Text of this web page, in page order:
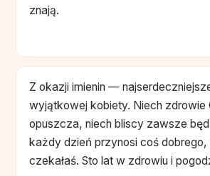
znają.
Z okazji imienin —
wyjątkowej kobiety. Niech zdrowie
opuszcza, niech bliscy zawsze
każdy dzień przynosi coś dobrego,
czekałaś. Sto lat w zdrowiu i